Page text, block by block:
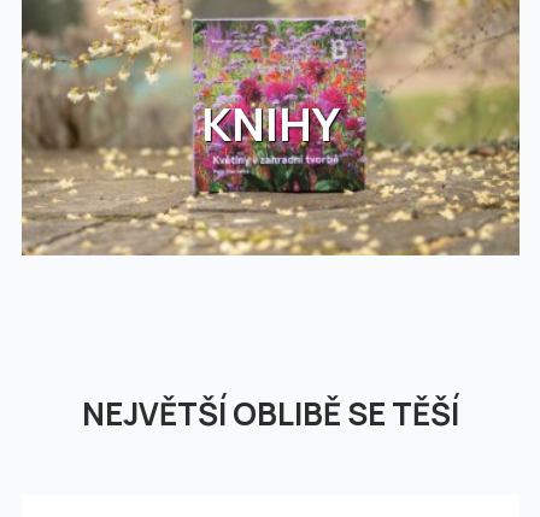
KNIHY
NEJVĚTŠÍ OBLIBĚ SE TĚŠÍ